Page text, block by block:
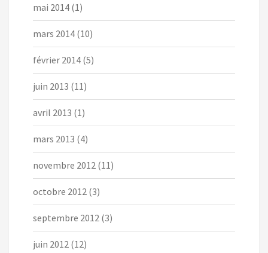
mai 2014 (1)
mars 2014 (10)
février 2014 (5)
juin 2013 (11)
avril 2013 (1)
mars 2013 (4)
novembre 2012 (11)
octobre 2012 (3)
septembre 2012 (3)
juin 2012 (12)